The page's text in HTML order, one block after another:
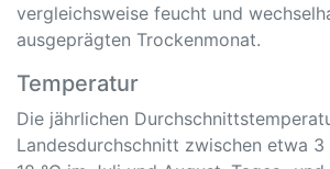
vergleichsweise feucht und
ausgeprägten Trockenmonat.
Temperatur
Die jährlichen
Landesdurchschnitt zwischen etwa 3